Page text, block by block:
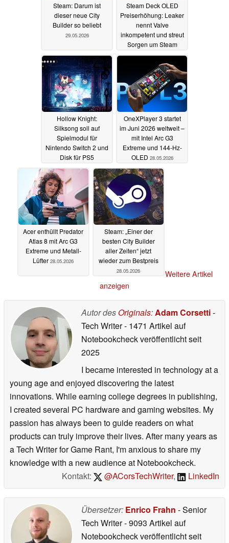
Steam: Darum ist
dieser neue City
Builder so beliebt
29.05.2026
Steam Deck OLED
Preiserhöhung: Leaker
nennt Valve
inkompetent und streut
Sorgen um Steam
Machine29.05.2026
Hollow Knight:
Silksong soll auf
Spielmodul für
Nintendo Switch 2 und
Disk für PS5
erscheinen28.05.2026
OneXPlayer 3 startet
im Juni 2026 weltweit –
mit Intel Arc G3
Extreme und 144-Hz-
OLED 28.05.2026
Acer enthüllt Predator
Atlas 8 mit Arc G3
Extreme und Metall-
Lüfter 28.05.2026
Steam: „Einer der
besten City Builder
aller Zeiten“ jetzt
wieder zum Bestpreis
28.05.2026
Weitere Artikel
anzeigen
Autor des Originals:Adam Corsetti-
Tech Writer- 1471 Artikel auf
Notebookcheck veröffentlichtseit
2025
I became interested in technology at a
young age and enjoyed discovering the latest
innovations. While earning college degrees in publishing,
I created several PC hardware and gaming websites. My
passion has always been to guide readers on what
products can truly improve their lives. After many years as
a Tech Writer for Game Rant, I'm anxious to share my
knowledge with a new audience at Notebookcheck.
Kontakt:
@ACorsTechWriter, LinkedIn
Übersetzer: Enrico Frahn - Senior
Tech Writer- 9093 Artikel auf
Notebookcheck veröffentlichtseit